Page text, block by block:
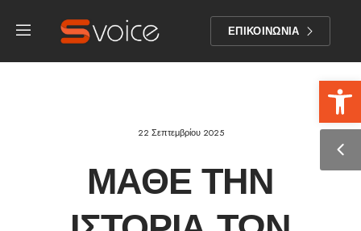
ΕΠΙΚΟΙΝΩΝΙΑ
22 Σεπτεμβρίου 2025
ΜΆΘΕ ΤΗΝ